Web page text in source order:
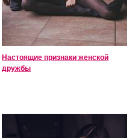
Настоящие признаки женской
дружбы